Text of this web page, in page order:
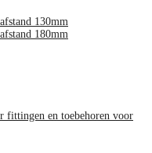
130mm
180mm
fittingen en toebehoren voor